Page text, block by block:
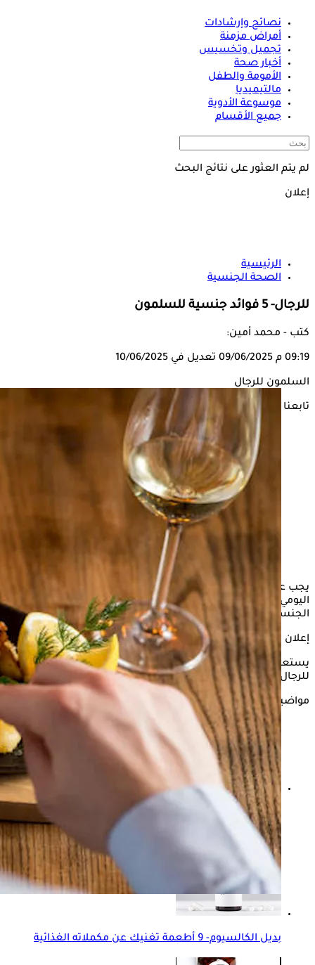
نصائح وإرشادات
أمراض مزمنة
تجميل وتخسيس
أخبار صحة
الأمومة والطفل
مالتيميديا
موسوعة الأدوية
جميع الأقسام
لم يتم العثور على نتائج البحث
إعلان
الرئيسية
الصحة الجنسية
للرجال- 5 فوائد جنسية للسلمون
كتب - محمد أمين:
09:19 م 09/06/2025 تعديل في 10/06/2025
السلمون للرجال
تابعنا على
يجب على الرجال الاهتمام بتناولالسلمون
اليومي، لاحتوائه على عناصر غذائية تمثل أهمية كبيرة للصحة
الجنسية.
إعلان
يستعرض "الكونسلتو" في التقرير التالي،فوائد السلمونللجنس
للرجال، وفقًا لموقع "Eat Something Sexy".
مواضيع ذات صلة
فيتامين د في الغذاء- إليك أكثر الأطعمة احتواءً عليه غير
السلمون
بديل الكالسيوم- 9 أطعمة تغنيك عن مكملاته الغذائية